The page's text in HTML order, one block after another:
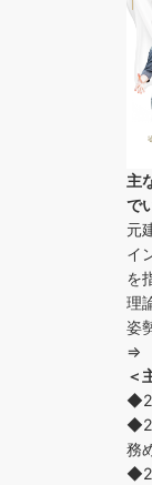
主
で
元
イ
を
理
姿
⇒
＜
務